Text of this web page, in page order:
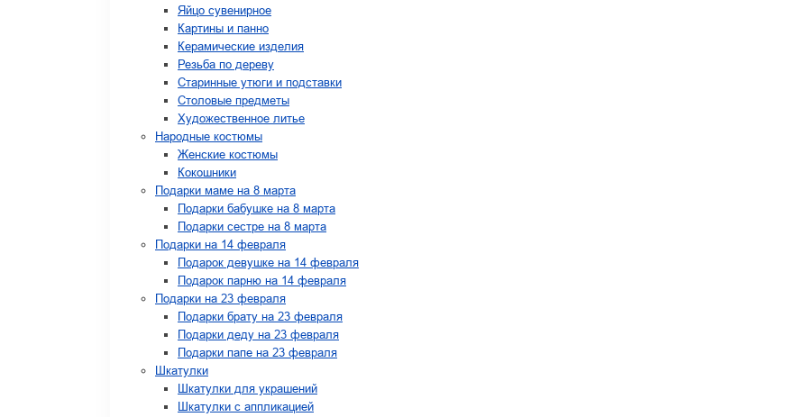
Яйцо сувенирное
Картины и панно
Керамические изделия
Резьба по дереву
Старинные утюги и подставки
Столовые предметы
Художественное литье
Народные костюмы
Женские костюмы
Кокошники
Подарки маме на 8 марта
Подарки бабушке на 8 марта
Подарки сестре на 8 марта
Подарки на 14 февраля
Подарок девушке на 14 февраля
Подарок парню на 14 февраля
Подарки на 23 февраля
Подарки брату на 23 февраля
Подарки деду на 23 февраля
Подарки папе на 23 февраля
Шкатулки
Шкатулки для украшений
Шкатулки с аппликацией